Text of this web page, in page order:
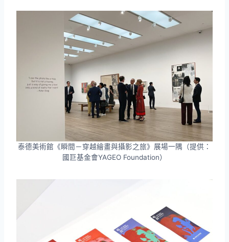
泰德美術館《瞬間－穿越繪畫與攝影之旅》展場一隅（提供：
國巨基金會YAGEO Foundation）